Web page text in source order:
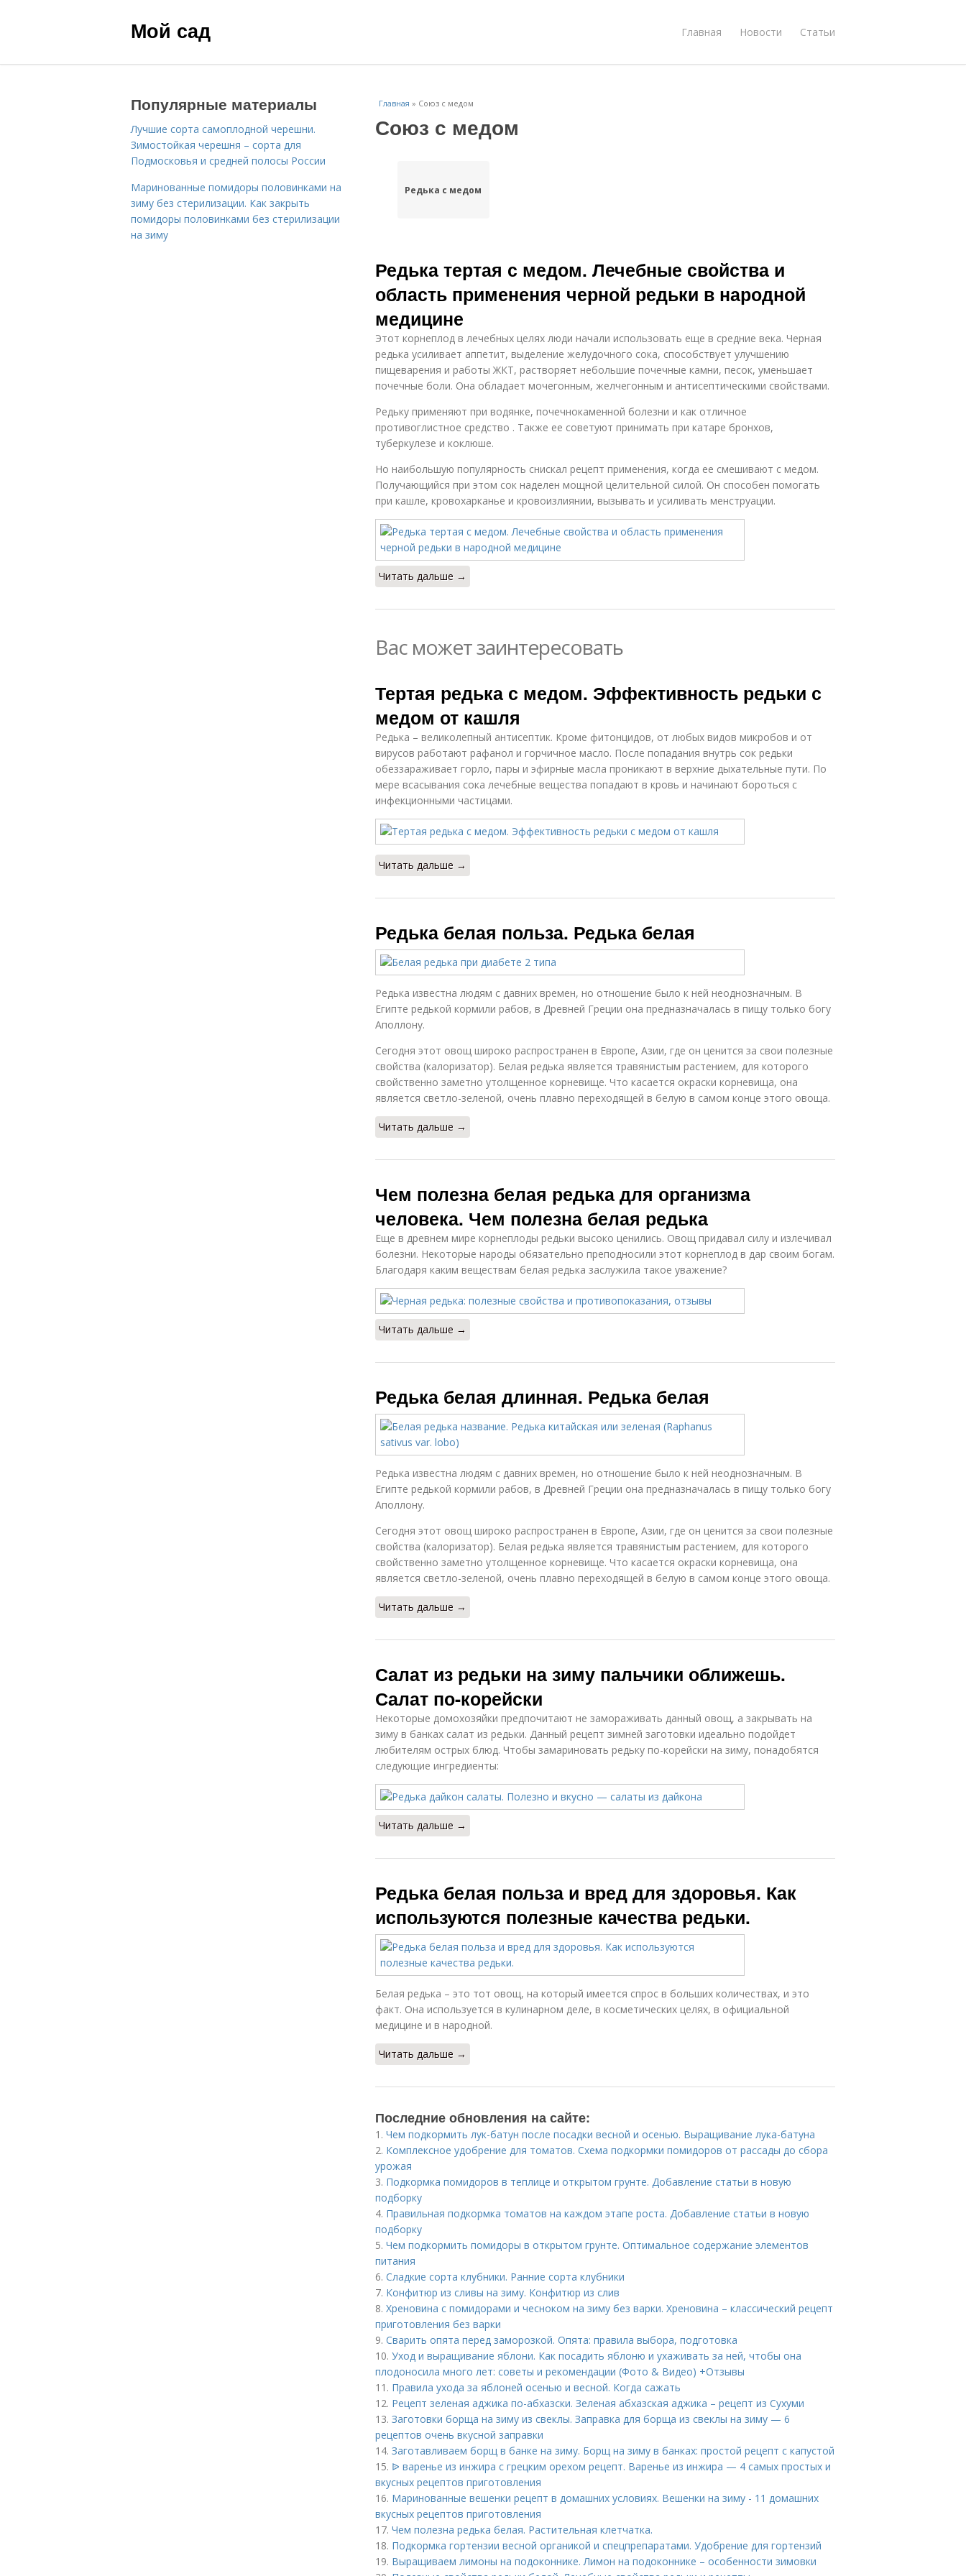
Мой сад Главная Новости Статьи
Главная » Союз с медом
Союз с медом
Редька с медом
Редька тертая с медом. Лечебные свойства и
область применения черной редьки в народной
медицине
Этот корнеплод в лечебных целях люди начали использовать еще в средние века. Черная
редька усиливает аппетит, выделение желудочного сока, способствует улучшению
пищеварения и работы ЖКТ, растворяет небольшие почечные камни, песок, уменьшает
почечные боли. Она обладает мочегонным, желчегонным и антисептическими свойствами.
Редьку применяют при водянке, почечнокаменной болезни и как отличное
противоглистное средство . Также ее советуют принимать при катаре бронхов,
туберкулезе и коклюше.
Но наибольшую популярность снискал рецепт применения, когда ее смешивают с медом.
Получающийся при этом сок наделен мощной целительной силой. Он способен помогать
при кашле, кровохарканье и кровоизлиянии, вызывать и усиливать менструации.
Читать дальше →
Вас может заинтересовать
Тертая редька с медом. Эффективность редьки с
медом от кашля
Редька – великолепный антисептик. Кроме фитонцидов, от любых видов микробов и от
вирусов работают рафанол и горчичное масло. После попадания внутрь сок редьки
обеззараживает горло, пары и эфирные масла проникают в верхние дыхательные пути. По
мере всасывания сока лечебные вещества попадают в кровь и начинают бороться с
инфекционными частицами.
Читать дальше →
Редька белая польза. Редька белая
Редька известна людям с давних времен, но отношение было к ней неоднозначным. В
Египте редькой кормили рабов, в Древней Греции она предназначалась в пищу только богу
Аполлону.
Сегодня этот овощ широко распространен в Европе, Азии, где он ценится за свои полезные
свойства (калоризатор). Белая редька является травянистым растением, для которого
свойственно заметно утолщенное корневище. Что касается окраски корневища, она
является светло-зеленой, очень плавно переходящей в белую в самом конце этого овоща.
Читать дальше →
Чем полезна белая редька для организма
человека. Чем полезна белая редька
Еще в древнем мире корнеплоды редьки высоко ценились. Овощ придавал силу и излечивал
болезни. Некоторые народы обязательно преподносили этот корнеплод в дар своим богам.
Благодаря каким веществам белая редька заслужила такое уважение?
Читать дальше →
Редька белая длинная. Редька белая
Редька известна людям с давних времен, но отношение было к ней неоднозначным. В
Египте редькой кормили рабов, в Древней Греции она предназначалась в пищу только богу
Аполлону.
Сегодня этот овощ широко распространен в Европе, Азии, где он ценится за свои полезные
свойства (калоризатор). Белая редька является травянистым растением, для которого
свойственно заметно утолщенное корневище. Что касается окраски корневища, она
является светло-зеленой, очень плавно переходящей в белую в самом конце этого овоща.
Читать дальше →
Салат из редьки на зиму пальчики оближешь.
Салат по-корейски
Некоторые домохозяйки предпочитают не замораживать данный овощ, а закрывать на
зиму в банках салат из редьки. Данный рецепт зимней заготовки идеально подойдет
любителям острых блюд. Чтобы замариновать редьку по-корейски на зиму, понадобятся
следующие ингредиенты:
Читать дальше →
Редька белая польза и вред для здоровья. Как
используются полезные качества редьки.
Белая редька – это тот овощ, на который имеется спрос в больших количествах, и это
факт. Она используется в кулинарном деле, в косметических целях, в официальной
медицине и в народной.
Читать дальше →
Последние обновления на сайте:
1. Чем подкормить лук-батун после посадки весной и осенью. Выращивание лука-батуна
2. Комплексное удобрение для томатов. Схема подкормки помидоров от рассады до сбора
урожая
3. Подкормка помидоров в теплице и открытом грунте. Добавление статьи в новую
подборку
4. Правильная подкормка томатов на каждом этапе роста. Добавление статьи в новую
подборку
5. Чем подкормить помидоры в открытом грунте. Оптимальное содержание элементов
питания
6. Сладкие сорта клубники. Ранние сорта клубники
7. Конфитюр из сливы на зиму. Конфитюр из слив
8. Хреновина с помидорами и чесноком на зиму без варки. Хреновина – классический рецепт
приготовления без варки
9. Сварить опята перед заморозкой. Опята: правила выбора, подготовка
10. Уход и выращивание яблони. Как посадить яблоню и ухаживать за ней, чтобы она
плодоносила много лет: советы и рекомендации (Фото & Видео) +Отзывы
11. Правила ухода за яблоней осенью и весной. Когда сажать
12. Рецепт зеленая аджика по-абхазски. Зеленая абхазская аджика – рецепт из Сухуми
13. Заготовки борща на зиму из свеклы. Заправка для борща из свеклы на зиму — 6
рецептов очень вкусной заправки
14. Заготавливаем борщ в банке на зиму. Борщ на зиму в банках: простой рецепт с капустой
15. ᐉ варенье из инжира с грецким орехом рецепт. Варенье из инжира — 4 самых простых и
вкусных рецептов приготовления
16. Маринованные вешенки рецепт в домашних условиях. Вешенки на зиму - 11 домашних
вкусных рецептов приготовления
17. Чем полезна редька белая. Растительная клетчатка.
18. Подкормка гортензии весной органикой и спецпрепаратами. Удобрение для гортензий
19. Выращиваем лимоны на подоконнике. Лимон на подоконнике – особенности зимовки
Популярные материалы
Лучшие сорта самоплодной черешни.
Зимостойкая черешня – сорта для
Подмосковья и средней полосы России
Маринованные помидоры половинками на
зиму без стерилизации. Как закрыть
помидоры половинками без стерилизации
на зиму